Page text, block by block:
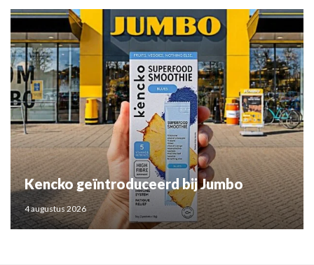
Kencko geïntroduceerd bij Jumbo
4 augustus 2026